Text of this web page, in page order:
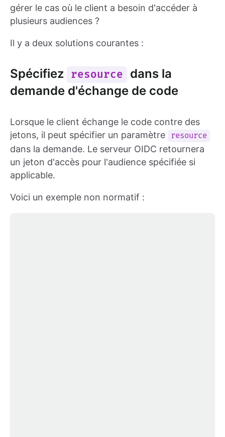
gérer le cas où le client a besoin d'accéder à
plusieurs audiences ?
Il y a deux solutions courantes :
Spécifiez resource
dans la
demande d'échange de code
Lorsque le client échange le code contre des
jetons, il peut spécifier un paramètre
resource
dans la demande. Le serveur OIDC retournera
un jeton d'accès pour l'audience spécifiée si
applicable.
Voici un exemple non normatif :